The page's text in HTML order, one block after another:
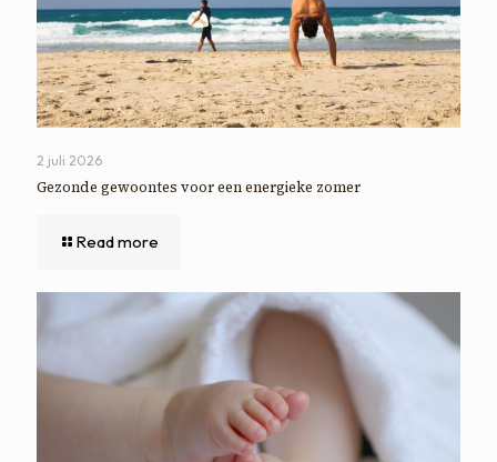
2 juli 2026
Gezonde gewoontes voor een energieke zomer
Read more